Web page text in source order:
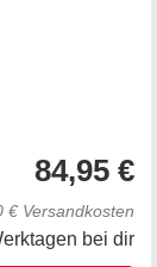
84,95 €
€ Versandkosten
bei dir